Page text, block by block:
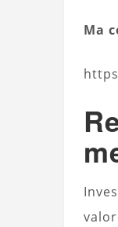
Ma